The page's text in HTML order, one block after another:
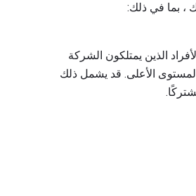
، بما في ذلك:
الذين يمتلكون الشركة
الأعلى. قد يشمل ذلك